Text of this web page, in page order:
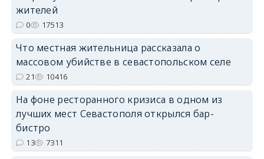
erid: 2SDnjdvhGXG
жителей
0 17513
Что местная жительница рассказала о
массовом убийстве в севастопольском селе
21 10416
На фоне ресторанного кризиса в одном из
лучших мест Севастополя открылся бар-
бистро
13 7311